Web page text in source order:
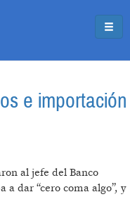
e importación
al jefe del Banco
dar “cero coma algo”, y